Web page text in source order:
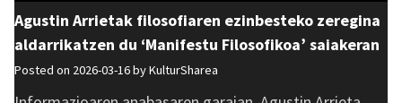
Agustin Arrietak filosofiaren ezinbesteko zeregina
aldarrikatzen du ‘Manifestu Filosofikoa’ saiakeran
Posted on 2026-03-16 byKulturSharea